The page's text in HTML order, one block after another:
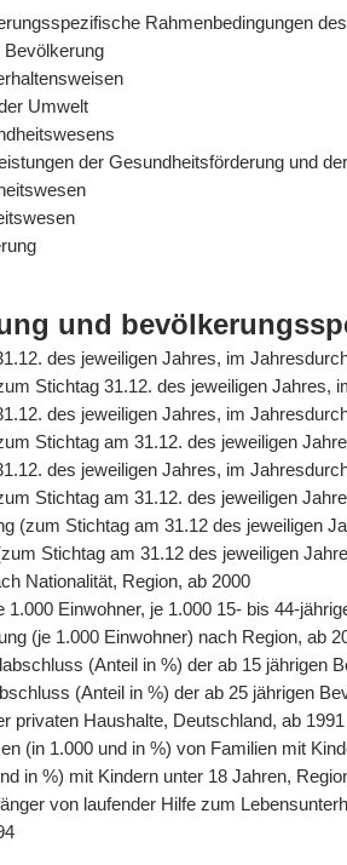
Rahmenbedingungen
Umwelt
der Gesundheitsförderung und
und
des jeweiligen Jahres, im
Stichtag 31.12. des jeweiligen
des jeweiligen Jahres, im
Stichtag am 31.12. des jeweiligen
des jeweiligen Jahres, im
Stichtag am 31.12. des jeweiligen
(zum Stichtag am 31.12 des jeweiligen
Stichtag am 31.12 des jeweiligen
Nationalität, Region, ab 2000
Einwohner, je 1.000 15- bis 44-
(je 1.000 Einwohner) nach Region, ab
(Anteil in %) der ab 15
(Anteil in %) der ab 25 jährigen
privaten Haushalte, Deutschland, ab 1991
(in 1.000 und in %) von Familien mit
in %) mit Kindern unter 18 Jahren,
von laufender Hilfe zum